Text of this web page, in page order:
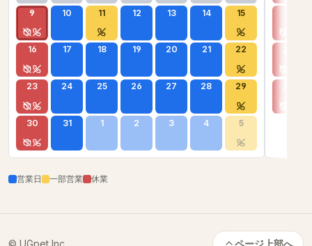
9 10 11 12 13 14 15
16 17 18 19 20 21 22
23 24 25 26 27 28 29
30 31 1 2 3 4 5
営業日 一部営業 休業
© UGpet Inc. ページ上部へ